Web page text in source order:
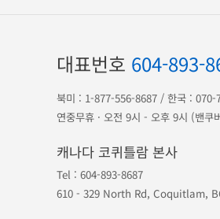
대표번호 604-893-
북미 : 1-877-556-8687 / 한국 : 070-
연중무휴 · 오전 9시 - 오후 9시 (밴쿠
캐나다 코퀴틀람 본사
Tel : 604-893-8687
610 - 329 North Rd, Coquitlam,